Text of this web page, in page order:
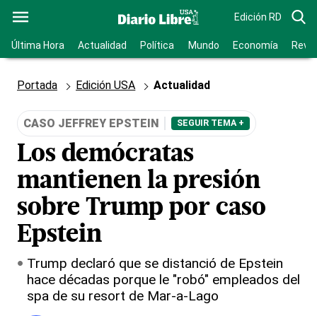
Edición RD
Última Hora Actualidad Política Mundo Economía
Portada Edición USA Actualidad
CASO JEFFREY EPSTEIN SEGUIR TEMA +
Los demócratas
mantienen la presión
sobre Trump por caso
Epstein
Trump declaró que se distanció de Epstein
hace décadas porque le "robó" empleados del
spa de su resort de Mar-a-Lago